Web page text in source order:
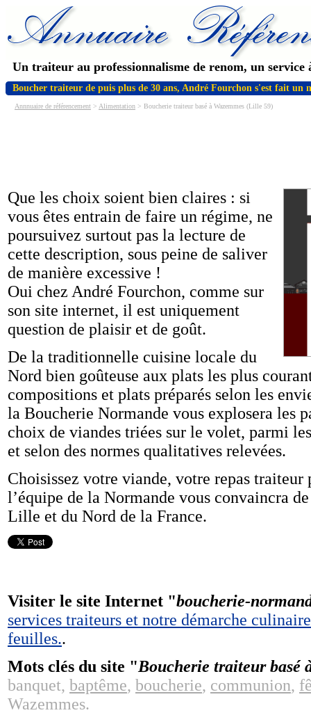
Un traiteur au professionnalisme de renom, un service
Boucher traiteur de puis plus de 30 ans, André Fourchon s'est fait un
Annnuaire de référencement > Alimentation > Boucherie traiteur basé à Wazemmes (Lille 59)
Que les choix soient bien claires : si
vous êtes entrain de faire un régime, ne
poursuivez surtout pas la lecture de
cette description, sous peine de saliver
de manière excessive !
Oui chez André Fourchon, comme sur
son site internet, il est uniquement
question de plaisir et de goût.
De la traditionnelle cuisine locale du
Nord bien goûteuse aux plats les plus
compositions et plats préparés selon les
la Boucherie Normande vous explosera les
choix de viandes triées sur le volet, parmi
et selon des normes qualitatives relevées.
Choisissez votre viande, votre repas traiteur
l’équipe de la Normande vous convaincra
Lille et du Nord de la France.
Visiter le site Internet "boucherie-
services traiteurs et notre démarche
feuilles..
Mots clés du site "Boucherie traiteur basé
banquet, baptême, boucherie, communion,
Wazemmes.